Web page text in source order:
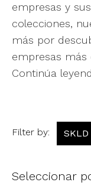
empresas y
colecciones,
más por
empresas más
Continúa
Filter by:
Seleccionar